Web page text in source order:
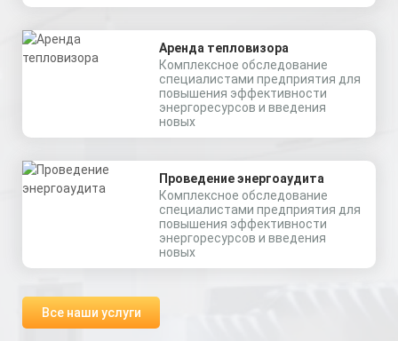
Аренда тепловизора
Комплексное обследование
специалистами предприятия для
повышения эффективности
энергоресурсов и введения
новых
Проведение энергоаудита
Комплексное обследование
специалистами предприятия для
повышения эффективности
энергоресурсов и введения
новых
Все наши услуги